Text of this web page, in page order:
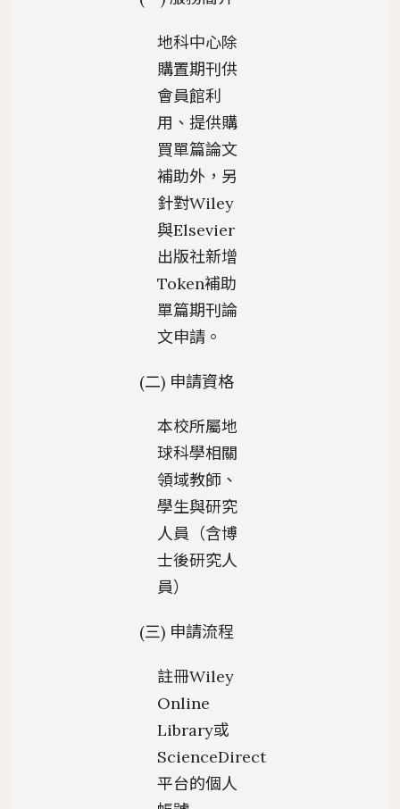
地科中心除
購置期刊供
會員館利
用、提供購
買單篇論文
補助外，另
針對Wiley
與Elsevier
出版社新增
Token補助
單篇期刊論
文申請。
(二) 申請資格
本校所屬地
球科學相關
領域教師、
學生與研究
人員（含博
士後研究人
員）
(三) 申請流程
註冊Wiley
Online
Library或
ScienceDirect
平台的個人